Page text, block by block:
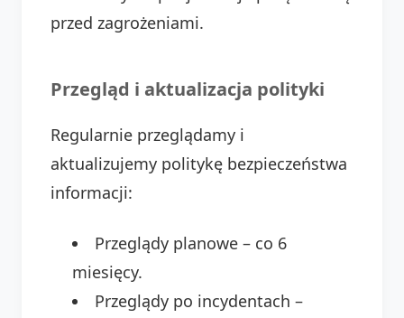
przed zagrożeniami.
Przegląd i aktualizacja polityki
Regularnie przeglądamy i
aktualizujemy politykę bezpieczeństwa
informacji:
Przeglądy planowe – co 6
miesięcy.
Przeglądy po incydentach –